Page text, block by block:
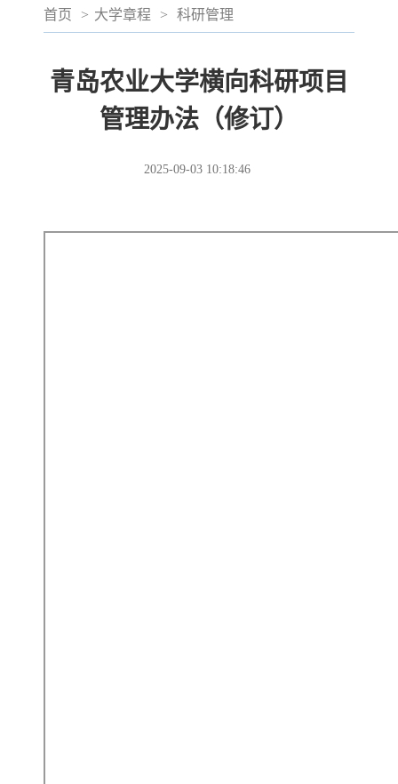
首页 > 大学章程 > 科研管理
青岛农业大学横向科研项目
管理办法（修订）
2025-09-03 10:18:46